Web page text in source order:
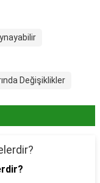
Değişiklikler